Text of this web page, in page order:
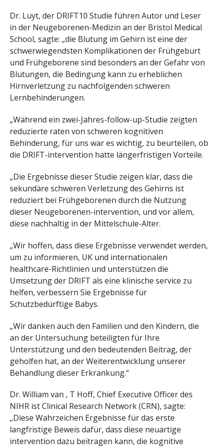
Dr. Luyt, der DRIFT10 Studie führen Autor und Leser
in der Neugeborenen-Medizin an der Bristol Medical
School, sagte: „die Blutung im Gehirn ist eine der
schwerwiegendsten Komplikationen der Frühgeburt
und Frühgeborene sind besonders an der Gefahr von
Blutungen, die Bedingung kann zu erheblichen
Hirnverletzung zu nachfolgenden schweren
Lernbehinderungen.
„Während ein zwei-Jahres-follow-up-Studie zeigten
reduzierte raten von schweren kognitiven
Behinderung, für uns war es wichtig, zu beurteilen, ob
die DRIFT-intervention hatte längerfristigen Vorteile.
„Die Ergebnisse dieser Studie zeigen klar, dass die
sekundäre schweren Verletzung des Gehirns ist
reduziert bei Frühgeborenen durch die Nutzung
dieser Neugeborenen-intervention, und vor allem,
diese nachhaltig in der Mittelschule-Alter.
„Wir hoffen, dass diese Ergebnisse verwendet werden,
um zu informieren, UK und internationalen
healthcare-Richtlinien und unterstützen die
Umsetzung der DRIFT als eine klinische service zu
helfen, verbessern Sie Ergebnisse für
Schutzbedürftige Babys.
„Wir danken auch den Familien und den Kindern, die
an der Untersuchung beteiligten für Ihre
Unterstützung und den bedeutenden Beitrag, der
geholfen hat, an der Weiterentwicklung unserer
Behandlung dieser Erkrankung.“
Dr. William van ‚ T Hoff, Chief Executive Officer des
NIHR ist Clinical Research Network (CRN), sagte:
„Diese Wahrzeichen Ergebnisse für das erste
langfristige Beweis dafür, dass diese neuartige
intervention dazu beitragen kann, die kognitive